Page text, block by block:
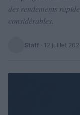
des rendements
considérables.
Staff · 12 juillet